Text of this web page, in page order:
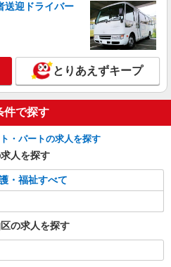
詳細を見る
々園近くの支援員★社会活動の
円〜1937円 ＜日払い有/週払い有/交
ソリン代含む)＞
区
詳細を見る
勤なし！未経験・ブランクOK
フ
円〜1937円 ＜日払い有/週払い有/交
送迎ドライバー
とりあえずキープ
件で探す
・パートの求人を探す
人を探す
・福祉すべて
の求人を探す